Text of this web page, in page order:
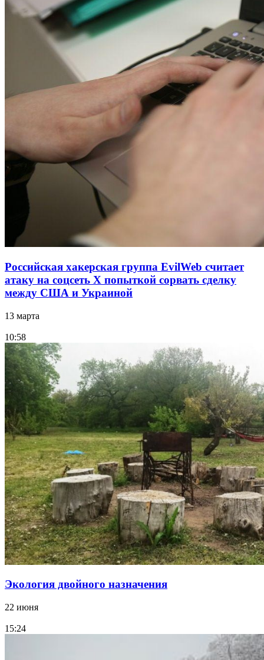
Российская хакерская группа EvilWeb считает
атаку на соцсеть Х попыткой сорвать сделку
между США и Украиной
13 марта
10:58
Экология двойного назначения
22 июня
15:24